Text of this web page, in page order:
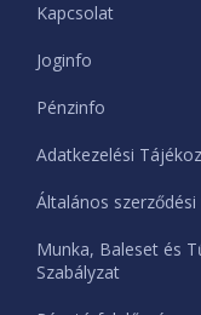
Kapcsolat
Joginfo
Pénzinfo
Adatkezelési
Általános
Munka, Baleset és
Szabályzat